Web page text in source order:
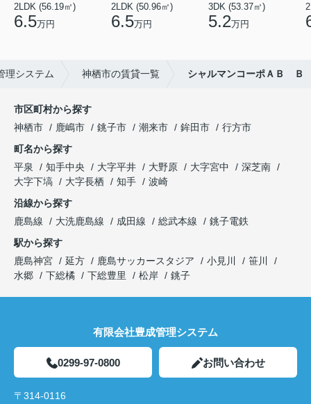
2LDK (56.19㎡)
6.5万円
2LDK (50.96㎡)
6.5万円
3DK (53.37㎡)
5.2万円
理システム 神栖市の賃貸一覧 シャルマンコーポＡＢ Ｂ
市区町村から探す
神栖市
鹿嶋市 銚子市 潮来市 鉾田市
行方市
町名から探す
平泉
知手中央 大字平井 大野原 大字宮中
深芝南
大字下塙
大字長栖 知手
波崎
沿線から探す
鹿島線
大洗鹿島線 成田線 総武本線
銚子電鉄
駅から探す
鹿島神宮
延方 鹿島サッカースタジア 小見川
笹川
水郷
下総橘 下総豊里 松岸 銚子
有限会社豊成管理システム
0299-97-0800 お問い合わせ
〒314-0116